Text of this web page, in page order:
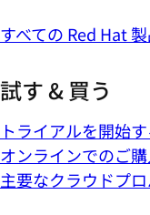
すべての Red Hat
試す & 買う
トライアルを開始
オンラインでのご購
主要なクラウドプ